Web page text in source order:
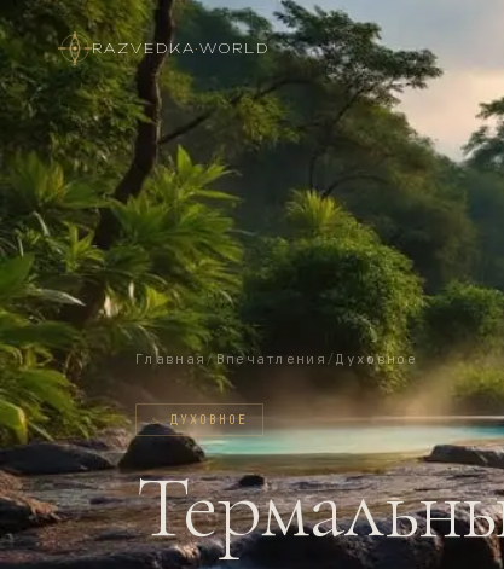
RAZVEDKA·WORLD
Главная /Впечатления /Духовное
♨️ ДУХОВНОЕ